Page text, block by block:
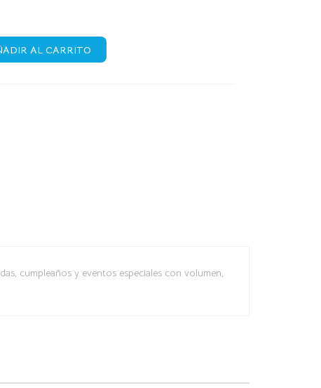
AL CARRITO
cumpleaños y eventos especiales con volumen,